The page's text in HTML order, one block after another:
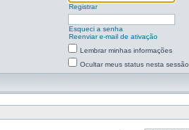
Registrar
Esqueci a senha
Reenviar e-mail de ativação
Lembrar minhas informações
Ocultar meus status nesta sessão